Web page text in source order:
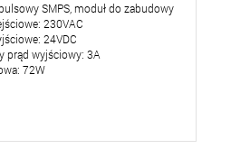
SMPS, moduł do zabudowy
230VAC
24VDC
prąd wyjściowy: 3A
72W